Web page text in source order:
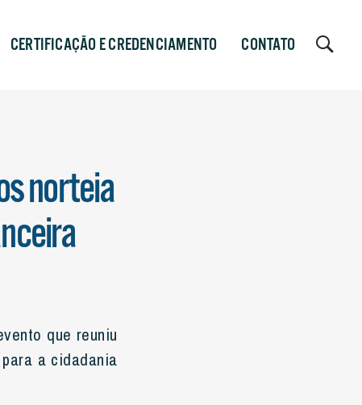
CERTIFICAÇÃO E CREDENCIAMENTO CONTATO
norteia
que reuniu
a cidadania